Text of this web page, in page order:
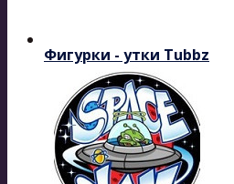
Фигурки - утки Tubbz